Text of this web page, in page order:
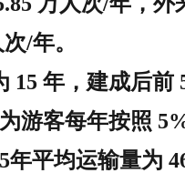
次/年。
15 年，建成后前
游客每年按照
年平均运输量为